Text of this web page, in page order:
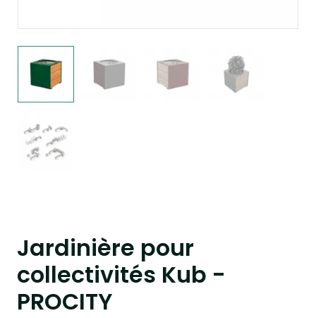
Jardinière pour
collectivités Kub -
PROCITY